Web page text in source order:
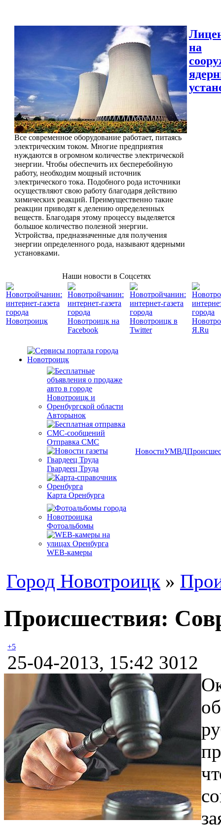
Все современное оборудование работает, питаясь
электрическим током. Многие предприятия
нуждаются в огромном количестве электрической
энергии. Чтобы обеспечить их бесперебойную
работу, необходим мощный источник
электрического тока. Подобного рода источники
осуществляют свою работу благодаря действию
химических реакций. Преимущественно такие
реакции приводят к делению определенных
веществ. Благодаря этому процессу выделяется
большое количество полезной энергии.
Устройства, предназначенные для получения
энергии определенного рода, называют ядерными
установками.
на
Наши новости в Соцсетях
Авторынок
Отправка СМС
Гвардеец Труда
Карта Оренбурга
Фотоальбомы
WEB-камеры
НовостиУМВД
Город Новотроицк »
Происшествия:
+5
25-04-2013, 15:42 3012